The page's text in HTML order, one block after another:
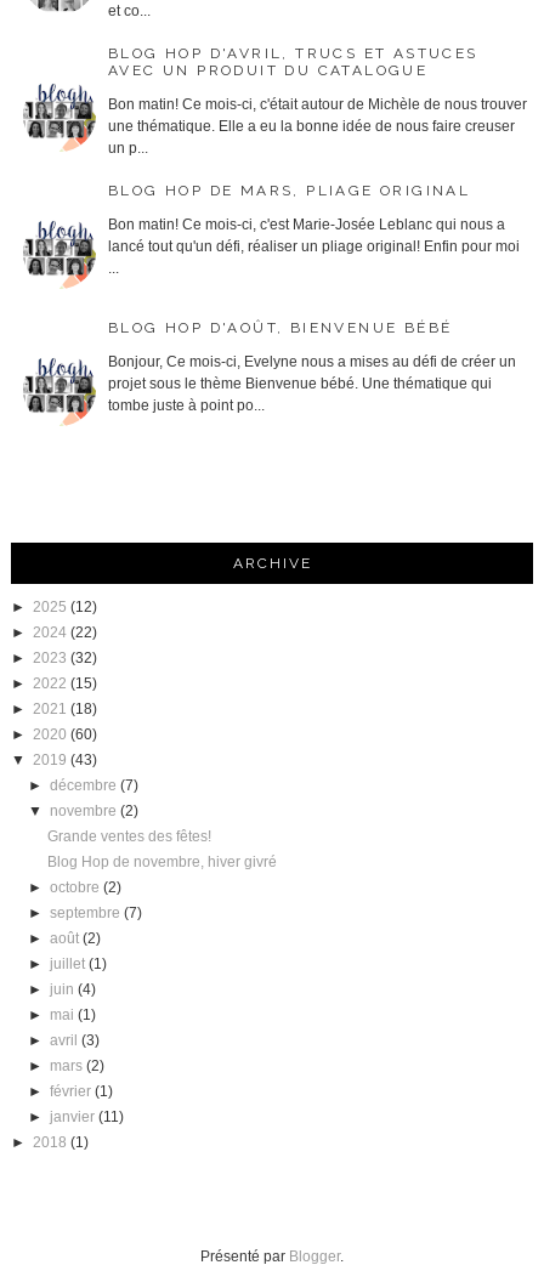
et co...
BLOG HOP D'AVRIL, TRUCS ET ASTUCES
AVEC UN PRODUIT DU CATALOGUE
Bon matin! Ce mois-ci, c'était autour de Michèle de nous trouver
une thématique. Elle a eu la bonne idée de nous faire creuser
un p...
BLOG HOP DE MARS, PLIAGE ORIGINAL
Bon matin! Ce mois-ci, c'est Marie-Josée Leblanc qui nous a
lancé tout qu'un défi, réaliser un pliage original! Enfin pour moi
...
BLOG HOP D'AOÛT, BIENVENUE BÉBÉ
Bonjour, Ce mois-ci, Evelyne nous a mises au défi de créer un
projet sous le thème Bienvenue bébé. Une thématique qui
tombe juste à point po...
ARCHIVE
► 2025 (12)
► 2024 (22)
► 2023 (32)
► 2022 (15)
► 2021 (18)
► 2020 (60)
▼ 2019 (43)
►décembre (7)
▼ novembre (2)
Grande ventes des fêtes!
Blog Hop de novembre, hiver givré
►octobre (2)
►septembre (7)
►août (2)
► juillet (1)
► juin (4)
► mai (1)
►avril (3)
► mars (2)
►février (1)
► janvier (11)
► 2018 (1)
Présenté par Blogger.